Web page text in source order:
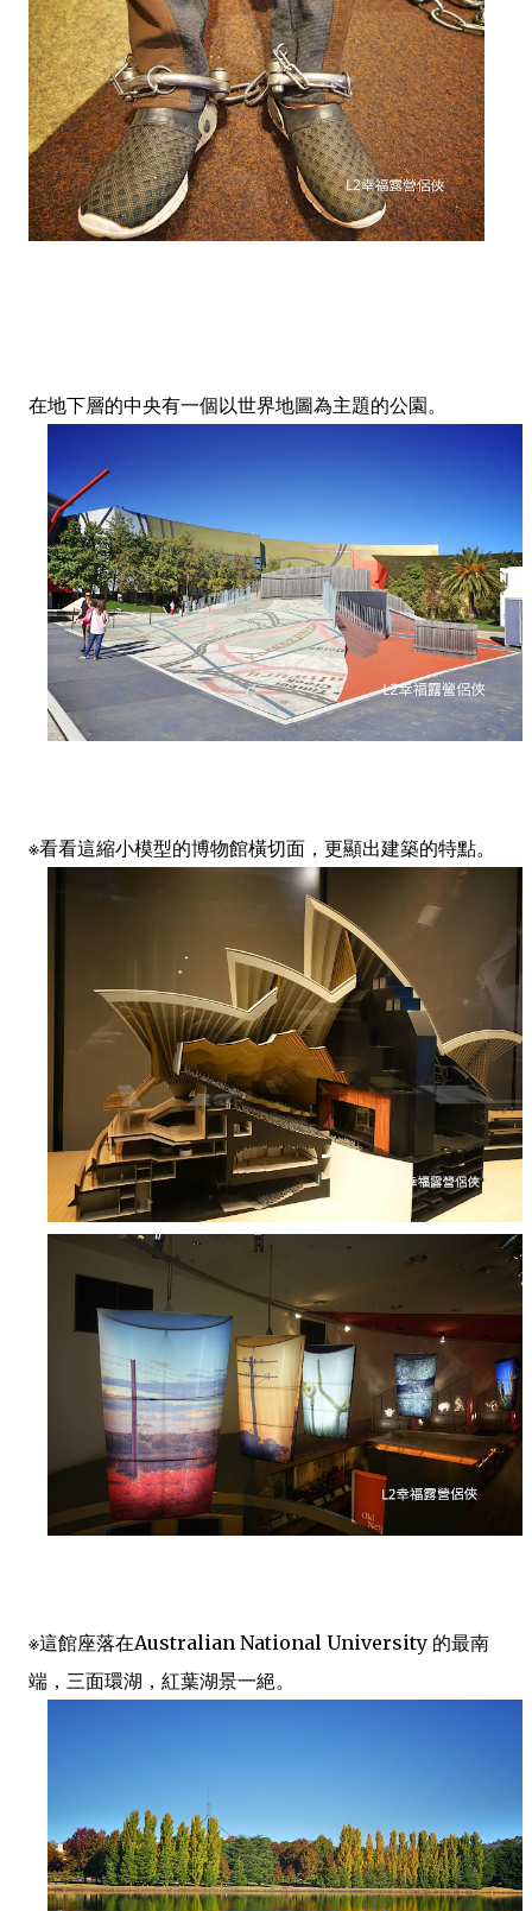
在地下層的中央有一個以世界地圖為主題的公園。
※看看這縮小模型的博物館橫切面，更顯出建築的特點。
※這館座落在Australian National University 的最南
端，三面環湖，紅葉湖景一絕。